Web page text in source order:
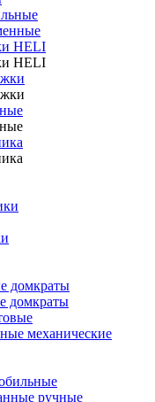
HELI
HELI
домкраты
домкраты
механические
ручные